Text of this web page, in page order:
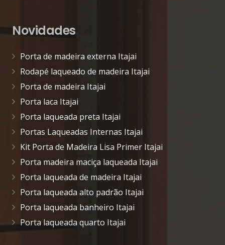
Novidades
Porta de madeira externa Itajai
Rodapé laqueado de madeira Itajai
Porta de madeira Itajai
Porta laca Itajai
Porta laqueada preta Itajai
Portas Laqueadas Internas Itajai
Kit Porta de Madeira Lisa Primer Itajai
Porta madeira maciça laqueada Itajai
Porta laqueada de madeira Itajai
Porta laqueada alto padrão Itajai
Porta laqueada banheiro Itajai
Porta laqueada quarto Itajai